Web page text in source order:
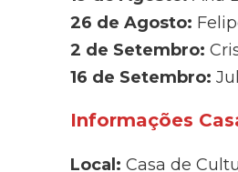
26 de Agosto:
2 de Setembro:
16 de Setembro:
Informações
Local: Casa de